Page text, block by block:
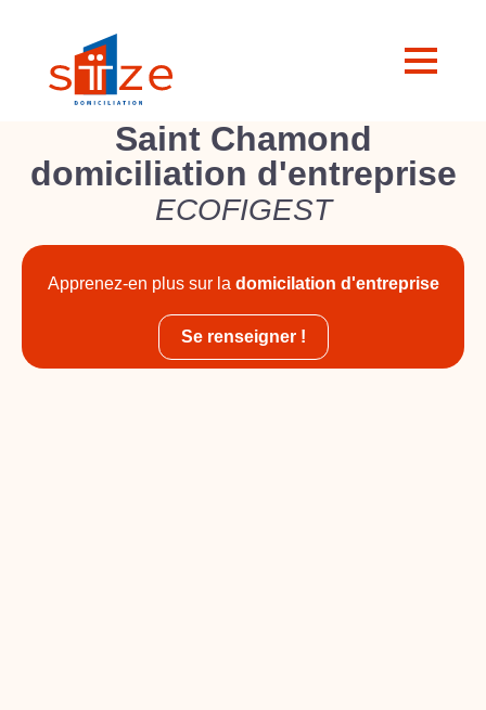
Saint Chamond
domiciliation d'entreprise
ECOFIGEST
Apprenez-en plus sur la domicilation d'entreprise
Se renseigner !